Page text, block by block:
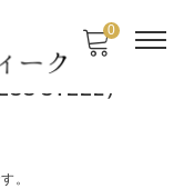
0
STEEL）
。